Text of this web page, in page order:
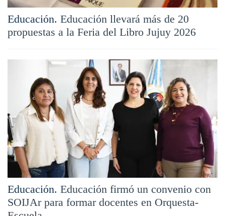
Educación. Educación llevará más de 20
propuestas a la Feria del Libro Jujuy 2026
Educación. Educación firmó un convenio con
SOIJAr para formar docentes en Orquesta-